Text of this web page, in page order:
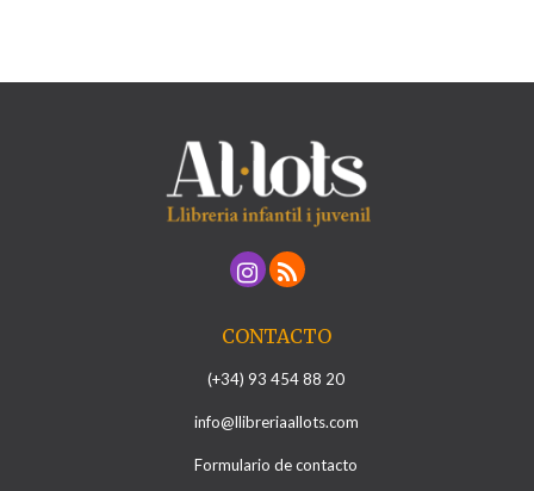
CONTACTO
(+34) 93 454 88 20
info@llibreriaallots.com
Formulario de contacto